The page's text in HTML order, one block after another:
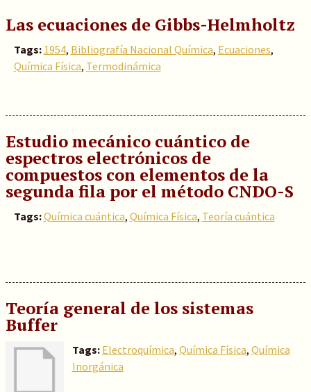
Las ecuaciones de Gibbs-Helmholtz
Tags: 1954, Bibliografía Nacional Química, Ecuaciones,
Química Física, Termodinámica
Estudio mecánico cuántico de
espectros electrónicos de
compuestos con elementos de la
segunda fila por el método CNDO-S
Tags:Química cuántica, Química Física, Teoría cuántica
Teoría general de los sistemas
Buffer
Tags: Electroquímica, Química Física, Química
Inorgánica